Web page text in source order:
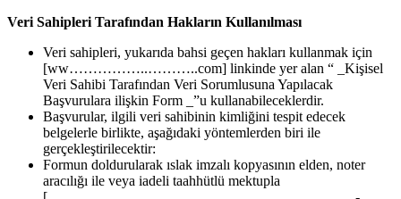
Veri Sahipleri Tarafından Hakların Kullanılması
Veri sahipleri, yukarıda bahsi geçen hakları kullanmak için
[ww……………..………..com] linkinde yer alan “ _Kişisel
Veri Sahibi Tarafından Veri Sorumlusuna Yapılacak
Başvurulara ilişkin Form _”u kullanabileceklerdir.
Başvurular, ilgili veri sahibinin kimliğini tespit edecek
belgelerle birlikte, aşağıdaki yöntemlerden biri ile
gerçekleştirilecektir:
Formun doldurularak ıslak imzalı kopyasının elden, noter
aracılığı ile veya iadeli taahhütlü mektupla